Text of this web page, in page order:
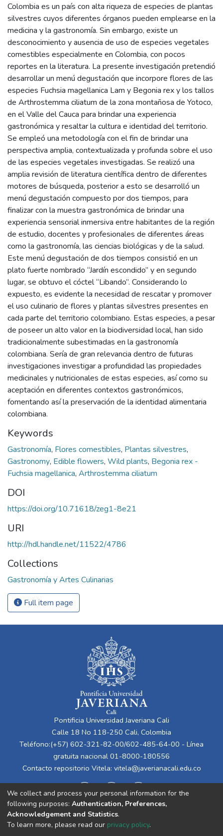
Colombia es un país con alta riqueza de especies de plantas
silvestres cuyos diferentes órganos pueden emplearse en la
medicina y la gastronomía. Sin embargo, existe un
desconocimiento y ausencia de uso de especies vegetales
comestibles especialmente en Colombia, con pocos
reportes en la literatura. La presente investigación pretendió
desarrollar un menú degustación que incorpore flores de las
especies Fuchsia magellanica Lam y Begonia rex y los tallos
de Arthrostemma ciliatum de la zona montañosa de Yotoco,
en el Valle del Cauca para brindar una experiencia
gastronómica y resaltar la cultura e identidad del territorio.
Se empleó una metodología con el fin de brindar una
perspectiva amplia, contextualizada y profunda sobre el uso
de las especies vegetales investigadas. Se realizó una
amplia revisión de literatura científica dentro de diferentes
motores de búsqueda, posterior a esto se desarrolló un
menú degustación compuesto por dos tiempos, para
finalizar con la muestra gastronómica de brindar una
experiencia sensorial inmersiva entre habitantes de la región
de estudio, docentes y profesionales de diferentes áreas
como la gastronomía, las ciencias biológicas y de la salud.
Este menú degustación de dos tiempos consistió en un
plato fuerte nombrado “Jardín escondido” y en segundo
lugar, se obtuvo el cóctel “Libando”. Considerando lo
expuesto, es evidente la necesidad de rescatar y promover
el uso culinario de flores y plantas silvestres presentes en
cada parte del territorio colombiano. Estas especies, a pesar
de poseer un alto valor en la biodiversidad local, han sido
tradicionalmente subestimadas en la gastronomía
colombiana. Sería de gran relevancia dentro de futuras
investigaciones investigar a profundidad las propiedades
medicinales y nutricionales de estas especies, así como su
aceptación en diferentes contextos gastronómicos,
fomentando así la preservación de la identidad alimentaria
colombiana.
Keywords
Gastronomía, Flores comestibles, Plantas silvestres,
Gastronomy, Edible flowers, Wild plants, Begonia rex -
Fuchsia magellanica, Arthrostemma ciliatum
DOI
https://doi.org/10.71618/zeg1-8e21
URI
http://hdl.handle.net/11522/4786
Collections
Gastronomía y Artes Culinarias
Full item page
Pontificia Universidad Javeriana Cali
Calle 18 No 118-250 Cali, Colombia
Teléfono:(+57) 602-321-82-00/602-485-64-00 - Línea
gratuita nacional 01-8000-180556
Contacto repositorio Vitela: vitela@javerianacali.edu.co
We collect and process your personal information for the
following purposes: Authentication, Preferences,
Acknowledgement and Statistics.
To learn more, please read our privacy policy.